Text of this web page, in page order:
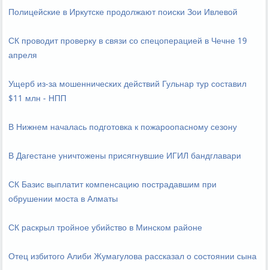
Полицейские в Иркутске продолжают поиски Зои Ивлевой
СК проводит проверку в связи со спецоперацией в Чечне 19
апреля
Ущерб из-за мошеннических действий Гульнар тур составил
$11 млн - НПП
В Нижнем началась подготовка к пожароопасному сезону
В Дагестане уничтожены присягнувшие ИГИЛ бандглавари
СК Базис выплатит компенсацию пострадавшим при
обрушении моста в Алматы
СК раскрыл тройное убийство в Минском районе
Отец избитого Алиби Жумагулова рассказал о состоянии сына